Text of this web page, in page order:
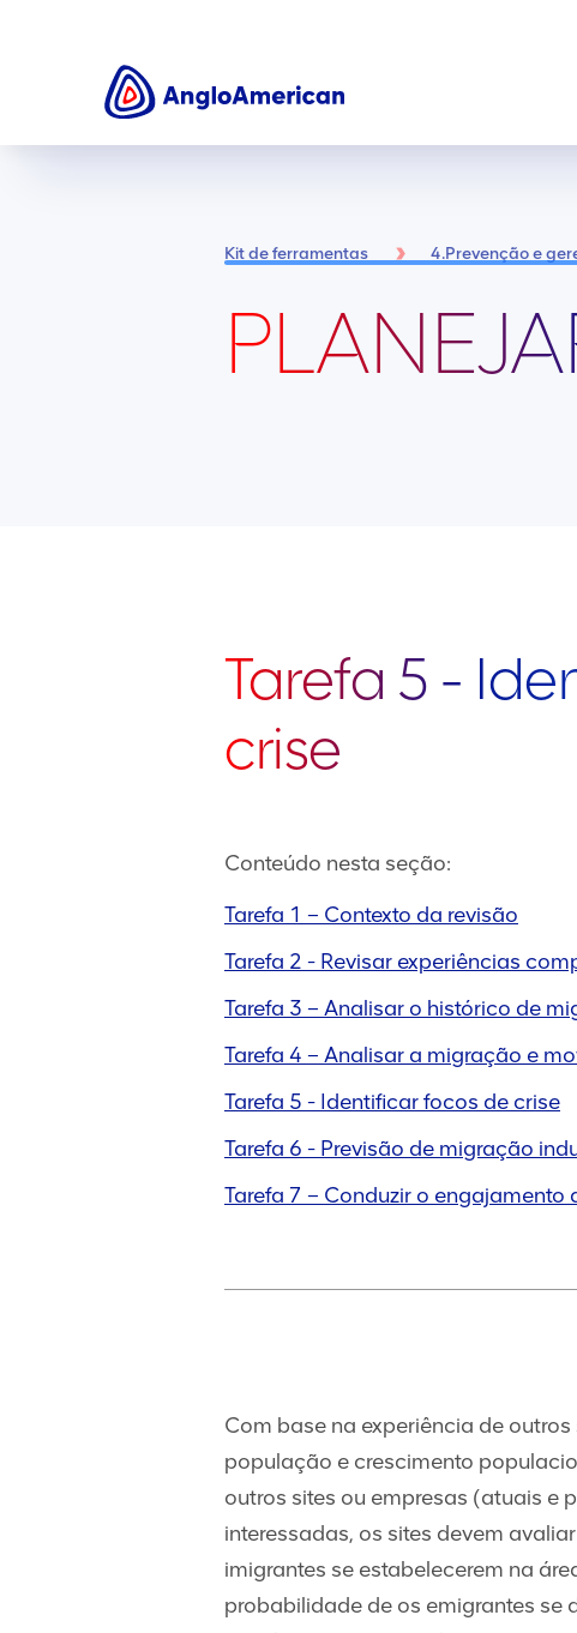
Kit de ferramentas 4.Prevenção e
Tarefa 5 -
crise
Conteúdo nesta seção:
Tarefa 1 – Contexto da revisão
Tarefa 2 - Revisar experiências
Tarefa 3 – Analisar o histórico de
Tarefa 4 – Analisar a migração e
Tarefa 5 - Identificar focos de crise
Tarefa 6 - Previsão de migração
Tarefa 7 – Conduzir o engajamento
Com base na experiência de
população e crescimento
outros sites ou empresas (atuais e
interessadas, os sites devem
imigrantes se estabelecerem na
probabilidade de os emigrantes se